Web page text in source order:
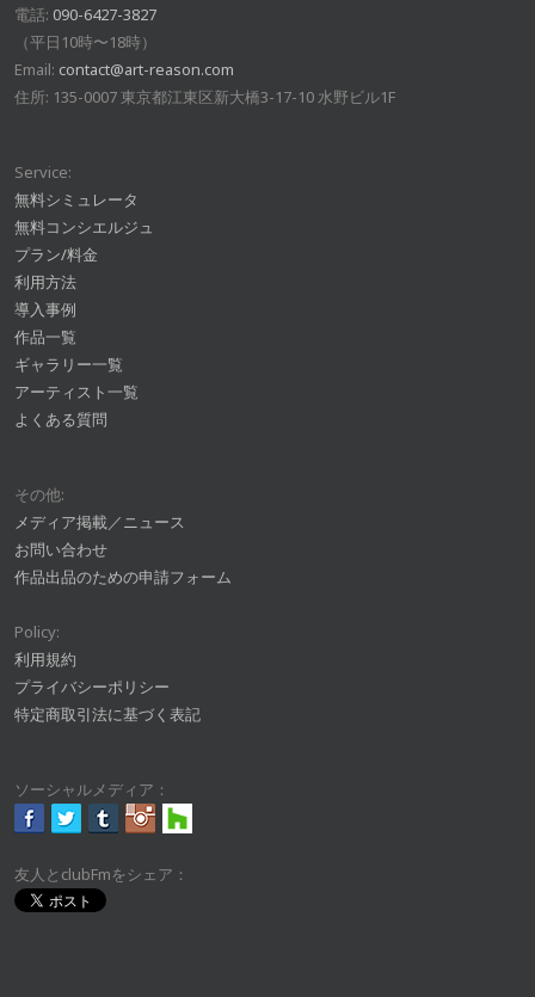
電話: 090-6427-3827
（平日10時〜18時）
Email: contact@art-reason.com
住所: 135-0007 東京都江東区新大橋3-17-10 水野ビル1F
Service:
無料シミュレータ
無料コンシエルジュ
プラン/料金
利用方法
導入事例
作品一覧
ギャラリー一覧
アーティスト一覧
よくある質問
その他:
メディア掲載／ニュース
お問い合わせ
作品出品のための申請フォーム
Policy:
利用規約
プライバシーポリシー
特定商取引法に基づく表記
ソーシャルメディア：
友人とclubFmをシェア：